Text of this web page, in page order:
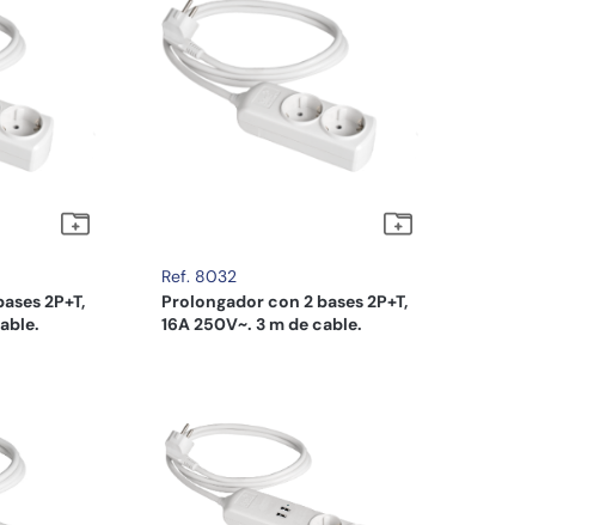
2P+T,
Ref. 8032
Prolongador con 2 bases 2P+T,
16A 250V~. 3 m de cable.